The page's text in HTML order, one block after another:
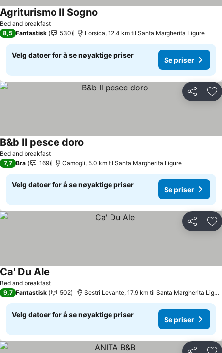
Bed and breakfast
Agriturismo Il Sogno
8,5 Fantastisk 530 Lorsica, 12.4 km til Santa Margherita Ligure
Velg datoer for å se nøyaktige priser
Se priser
Del
Bed and breakfast
B&b Il pesce doro
7,7 Bra 169 Camogli, 5.0 km til Santa Margherita Ligure
Velg datoer for å se nøyaktige priser
Se priser
Del
Bed and breakfast
Ca' Du Ale
9,7 Fantastisk 502 Sestri Levante, 17.9 km til Santa Margherita Ligure
Velg datoer for å se nøyaktige priser
Se priser